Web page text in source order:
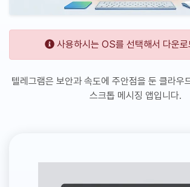
사용하시는 OS를 선택해서 다운로
텔레그램은 보안과 속도에 주안점을 둔 클라우
스크톱 메시징 앱입니다.